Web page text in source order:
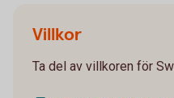
Villkor
Ta del av villkoren för